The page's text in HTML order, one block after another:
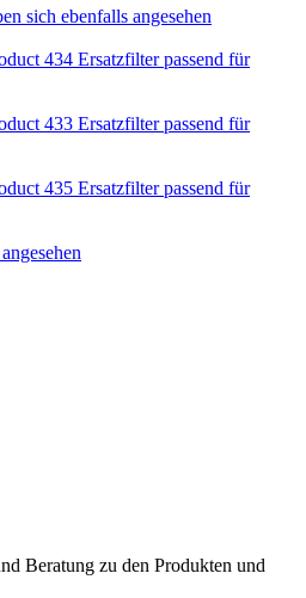
sich ebenfalls angesehen
Ersatzfilter passend für
Ersatzfilter passend für
Ersatzfilter passend für
Beratung zu den Produkten und